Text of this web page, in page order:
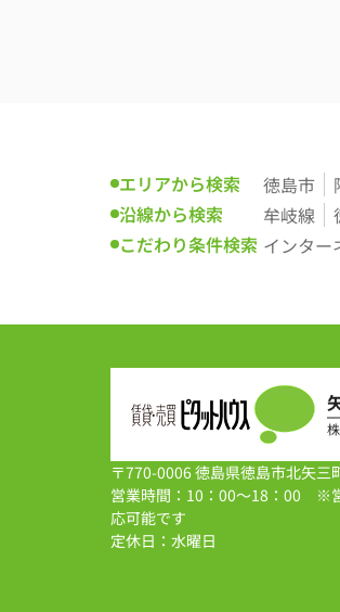
エリアから検索 徳島市
沿線から検索
牟岐線
こだわり条件検索 インター
〒770-0006 徳島県徳島市北矢三
営業時間：10：00～18：00 ※
応可能です
定休日：水曜日